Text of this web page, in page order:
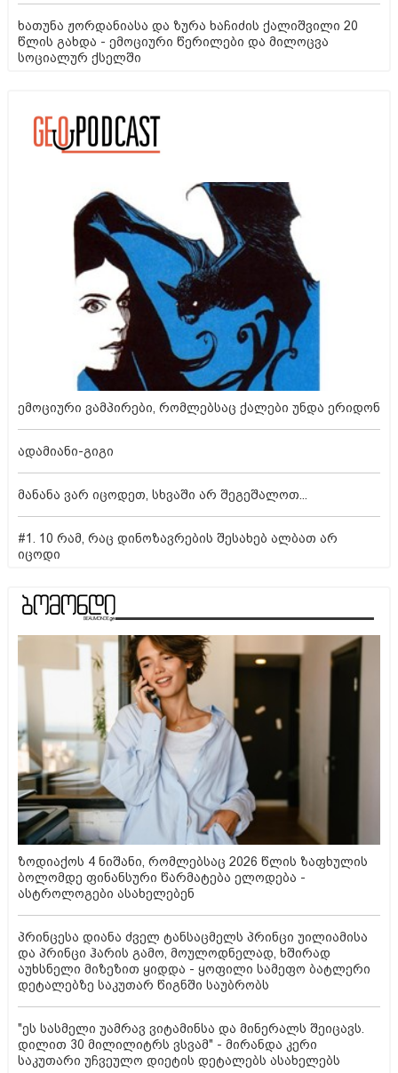
ხათუნა ჟორდანიასა და ზურა ხაჩიძის ქალიშვილი 20
წლის გახდა - ემოციური წერილები და მილოცვა
სოციალურ ქსელში
ემოციური ვამპირები, რომლებსაც ქალები უნდა ერიდონ
ადამიანი-გიგი
მანანა ვარ იცოდეთ, სხვაში არ შეგეშალოთ...
#1. 10 რამ, რაც დინოზავრების შესახებ ალბათ არ
იცოდი
ზოდიაქოს 4 ნიშანი, რომლებსაც 2026 წლის ზაფხულის
ბოლომდე ფინანსური წარმატება ელოდება -
ასტროლოგები ასახელებენ
პრინცესა დიანა ძველ ტანსაცმელს პრინცი უილიამისა
და პრინცი ჰარის გამო, მოულოდნელად, ხშირად
აუხსნელი მიზეზით ყიდდა - ყოფილი სამეფო ბატლერი
დეტალებზე საკუთარ წიგნში საუბრობს
"ეს სასმელი უამრავ ვიტამინსა და მინერალს შეიცავს.
დილით 30 მილილიტრს ვსვამ" - მირანდა კერი
საკუთარი უჩვეულო დიეტის დეტალებს ასახელებს